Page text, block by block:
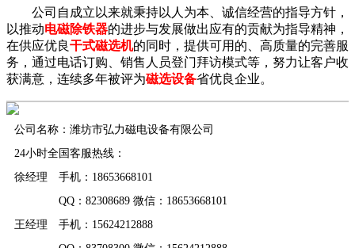
公司自成立以来就秉持以人为本、诚信经营的指导方针，
以推动电磁除铁器的进步与发展做出应有的贡献为指导精神，
在供应优良干式磁选机的同时，提供可用的、高质量的完善服
务，通过电话订购、销售人员登门拜访模式等，努力让客户收
获满意，连续多年被评为磁选设备省优良企业。
公司名称：潍坊市弘力磁电设备有限公司
24小时全国客服热线：
徐经理 手机：18653668101
QQ：82308689 微信：18653668101
王经理 手机：15624212888